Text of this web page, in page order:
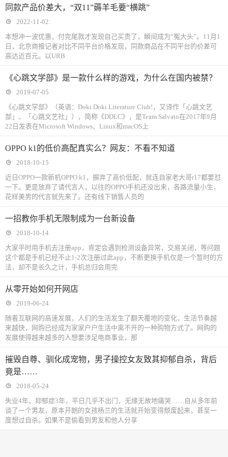
同款产品价差大，“双11”薅羊毛要“横跳”
2022-11-02
本想冲一波优惠，付完尾款才发现自己买贵了，瞬间成为“冤大头”。11月1
日，北京商报记者对比不同平台价格发现，同款商品在不同平台的价差可
高达近百元。以URB
《心跳文学部》是一款什么样的游戏，为什么在国内被禁？
2019-07-05
《心跳文学部》（英语：Doki Doki Literature Club!，又译作「心跳文艺
部」、「心跳文艺社」），简称《DDLC》，是Team Salvato在2017年9月
22日发表在Microsoft Windows、Linux和macOS上
OPPO k1的低价高配真实么？网友：不看不知道
2018-10-15
近日OPPO一款新机OPPO k1，摒弃了高价低配，就连自家老大哥r17都要怼
一下。更是放弃了请代言人，以往的OPPO手机还没出来，各路流量小生，
花样美男的代言就先来了。还有线下销售人员的
一招教你手机无限制成为一台新设备
2018-10-14
大家平时用手机去注册app，肯定会遇到检测设备异常，交易关闭，等问题
这个都是手机已经不止1-2次注册过此app，不断更换手机仅是一个暂时的方
法，却不是长久之计，手机总归会用完
从零开始如何开网店
2019-06-24
随着互联网的高速发展，人们的生活发生了翻天覆地的变化，生活节奏越
来越快，网购已经成为家家户户生活中离不开的一种购物方式了。网购的
发展使得越来越多的人想要涉足电商事业，那
摧毁自尊、驯化成宠物，男子操控女友致其抑郁自杀，背后
竟是……
2018-05-24
失业4年、抑郁症3年，平日几乎不出门，无缘无故地痛哭……自从多年前
谈了一个男友，原本开朗的女孩杨兰的生活就开始变得颓废起来，甚至一
度想过自杀。如果不是偷看到男友和他人分享